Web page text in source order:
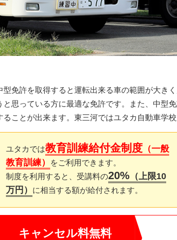
型免許を取得すると運転出来る車の範囲が大き
と思っている方に最適な免許です。また、中型
ることが出来ます。東三河ではユタカ自動車学
ユタカでは教育訓練給付金制度（一般
教育訓練）
をご利用できます。
制度を利用すると、受講料の20% （上限10
万円）
に相当する額が給付されます。
キャンセル料無料